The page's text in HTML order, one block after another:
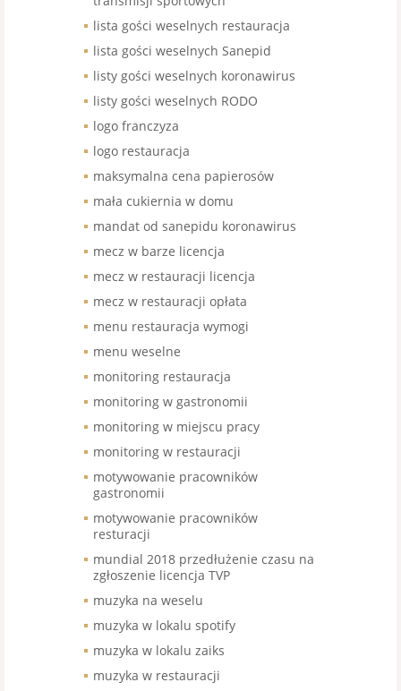
lista gości weselnych restauracja
lista gości weselnych Sanepid
listy gości weselnych koronawirus
listy gości weselnych RODO
logo franczyza
logo restauracja
maksymalna cena papierosów
mała cukiernia w domu
mandat od sanepidu koronawirus
mecz w barze licencja
mecz w restauracji licencja
mecz w restauracji opłata
menu restauracja wymogi
menu weselne
monitoring restauracja
monitoring w gastronomii
monitoring w miejscu pracy
monitoring w restauracji
motywowanie pracowników
gastronomii
motywowanie pracowników
resturacji
mundial 2018 przedłużenie czasu na
zgłoszenie licencja TVP
muzyka na weselu
muzyka w lokalu spotify
muzyka w lokalu zaiks
muzyka w restauracji